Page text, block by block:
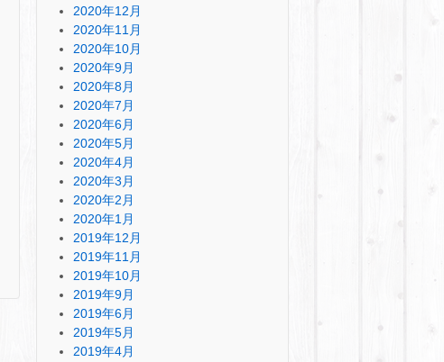
2020年12月
2020年11月
2020年10月
2020年9月
2020年8月
2020年7月
2020年6月
2020年5月
2020年4月
2020年3月
2020年2月
2020年1月
2019年12月
2019年11月
2019年10月
2019年9月
2019年6月
2019年5月
2019年4月